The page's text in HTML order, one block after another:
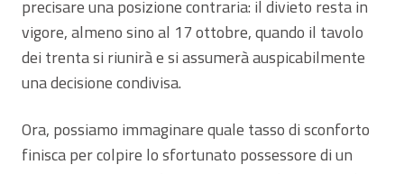
precisare una posizione contraria: il divieto resta in
vigore, almeno sino al 17 ottobre, quando il tavolo
dei trenta si riunirà e si assumerà auspicabilmente
una decisione condivisa.
Ora, possiamo immaginare quale tasso di sconforto
finisca per colpire lo sfortunato possessore di un